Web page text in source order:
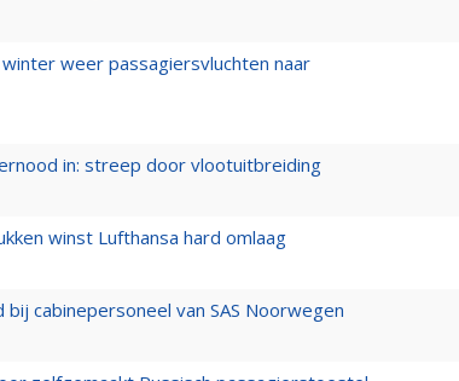
weer passagiersvluchten naar
in: streep door vlootuitbreiding
winst Lufthansa hard omlaag
cabinepersoneel van SAS Noorwegen